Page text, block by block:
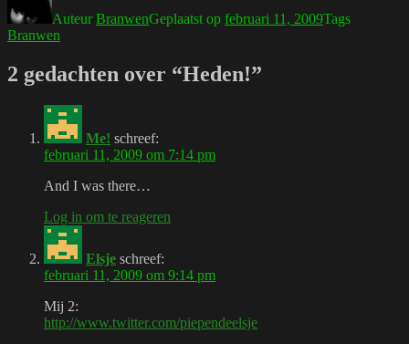
AuteurBranwenGeplaatst op februari 11, 2009Tags
Branwen
2 gedachten over “Heden!”
Me! schreef:
februari 11, 2009 om 7:14 pm
And I was there…
Log in om te reageren
Elsje schreef:
februari 11, 2009 om 9:14 pm
Mij 2:
http://www.twitter.com/piependeelsje